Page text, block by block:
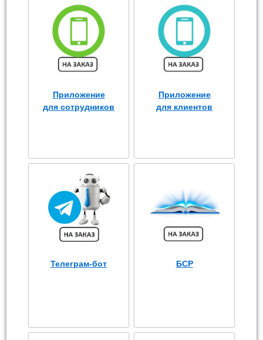
Приложение
для сотрудников
Приложение
для клиентов
Телеграм-бот БСР